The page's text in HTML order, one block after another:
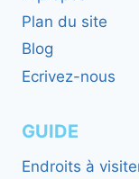
Plan du site
Blog
Ecrivez-nous
GUIDE
Endroits à